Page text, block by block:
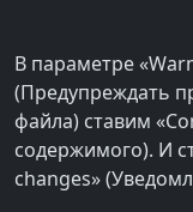
В параметре
(Предупреждать
файла) ставим
содержимого). И
changes»